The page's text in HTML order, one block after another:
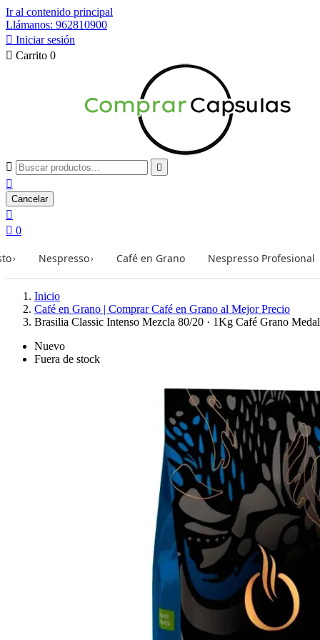
Ir al contenido principal
Llámanos: 962810900
 Iniciar sesión
 Carrito 0
 

Cancelar

 0
› Nespresso› Café en Grano Nespresso Profesional
Inicio
Café en Grano | Comprar Café en Grano al Mejor Precio
Brasilia Classic Intenso Mezcla 80/20 · 1Kg Café Grano
Nuevo
Fuera de stock